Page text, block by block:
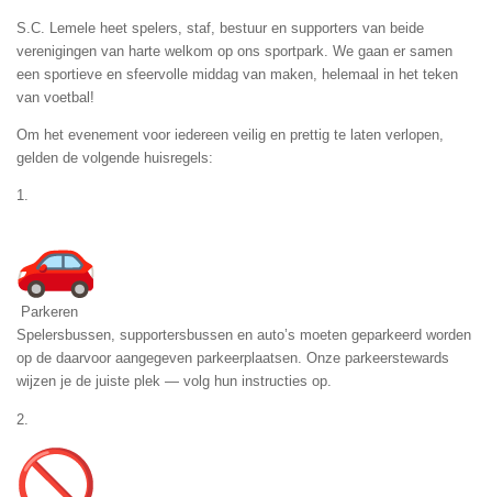
S.C. Lemele heet spelers, staf, bestuur en supporters van beide
verenigingen van harte welkom op ons sportpark. We gaan er samen
een sportieve en sfeervolle middag van maken, helemaal in het teken
van voetbal!
Om het evenement voor iedereen veilig en prettig te laten verlopen,
gelden de volgende huisregels:
1.
Parkeren
Spelersbussen, supportersbussen en auto’s moeten geparkeerd worden
op de daarvoor aangegeven parkeerplaatsen. Onze parkeerstewards
wijzen je de juiste plek — volg hun instructies op.
2.